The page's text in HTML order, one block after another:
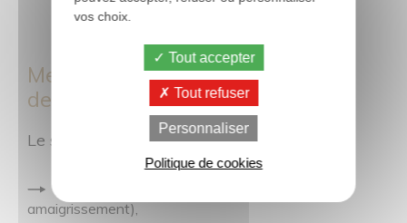
Mettre en place un suivi en cours
de pâturage
Le suivi parasitaire pourra s’appuyer sur :
amaigrissement),
vos choix.
Tout accepter
Tout refuser
Personnaliser
Politique de cookies